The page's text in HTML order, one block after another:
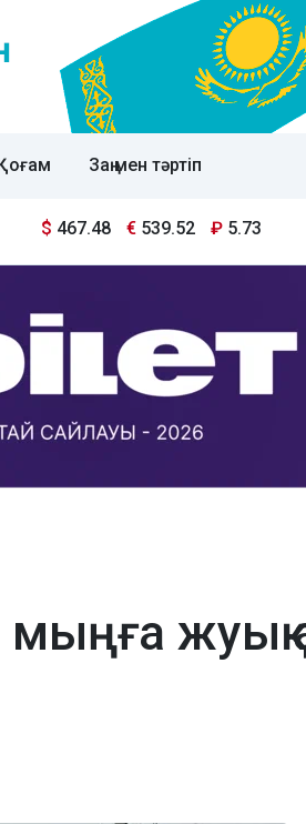
Заң мен тәртіп
$ 467.48 € 539.52 ₽ 5.73
мыңға жуық